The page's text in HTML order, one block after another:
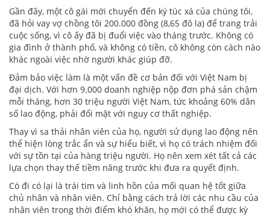
Gần đây, một cô gái mới chuyển đến ký túc xá của chúng tôi,
đã hỏi vay vợ chồng tôi 200.000 đồng (8,65 đô la) để trang trải
cuộc sống, vì cô ấy đã bị đuổi việc vào tháng trước. Không có
gia đình ở thành phố, và không có tiền, cô không còn cách nào
khác ngoài việc nhờ người khác giúp đỡ.
Đảm bảo việc làm là một vấn đề cơ bản đối với Việt Nam bị
đại dịch. Với hơn 9.000 doanh nghiệp nộp đơn phá sản chậm
mỗi tháng, hơn 30 triệu người Việt Nam, tức khoảng 60% dân
số lao động, phải đối mặt với nguy cơ thất nghiệp.
Thay vì sa thải nhân viên của họ, người sử dụng lao động nên
thể hiện lòng trắc ẩn và sự hiểu biết, vì họ có trách nhiệm đối
với sự tồn tại của hàng triệu người. Họ nên xem xét tất cả các
lựa chọn thay thế tiềm năng trước khi đưa ra quyết định.
Có đi có lại là trái tim và linh hồn của mối quan hệ tốt giữa
chủ nhân và nhân viên. Chỉ bằng cách trả lời các nhu cầu của
nhân viên trong thời điểm khó khăn, họ mới có thể được kỳ